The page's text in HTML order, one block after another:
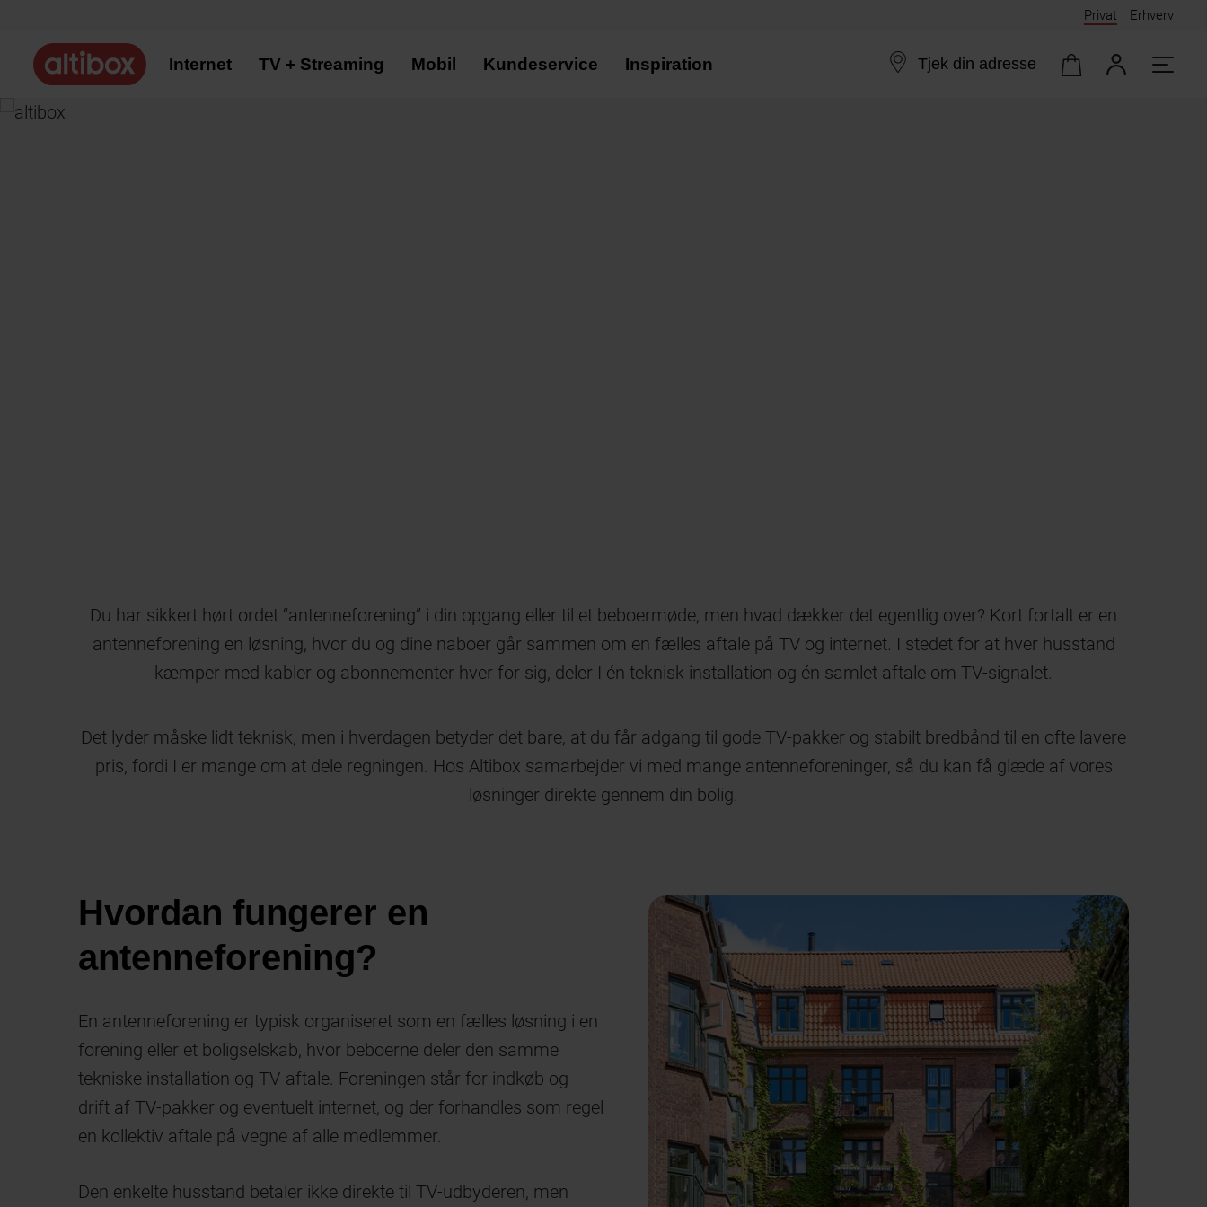
Privat Erhverv
Internet TV + Streaming Mobil Kundeservice Inspiration Tjek din adresse
Du har sikkert hørt ordet “antenneforening” i din opgang eller til et beboermøde, men hvad dækker det egentlig over? Kort fortalt er en
antenneforening en løsning, hvor du og dine naboer går sammen om en fælles aftale på TV og internet. I stedet for at hver husstand
kæmper med kabler og abonnementer hver for sig, deler I én teknisk installation og én samlet aftale om TV-signalet.
Det lyder måske lidt teknisk, men i hverdagen betyder det bare, at du får adgang til gode TV-pakker og stabilt bredbånd til en ofte lavere
pris, fordi I er mange om at dele regningen. Hos Altibox samarbejder vi med mange antenneforeninger, så du kan få glæde af vores
løsninger direkte gennem din bolig.
Hvordan fungerer en
antenneforening?
En antenneforening er typisk organiseret som en fælles løsning i en
forening eller et boligselskab, hvor beboerne deler den samme
tekniske installation og TV-aftale. Foreningen står for indkøb og
drift af TV-pakker og eventuelt internet, og der forhandles som regel
en kollektiv aftale på vegne af alle medlemmer.
Den enkelte husstand betaler ikke direkte til TV-udbyderen, men